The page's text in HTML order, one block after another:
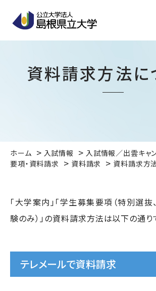
資料請求方法に
ホーム 入試情報
入試情報／出雲キャ
要項・資料請求
資料請求 資料請求方
「大学案内」「学生募集要項（特別選
験のみ）」の資料請求方法は以下の通り
テレメールで資料請求